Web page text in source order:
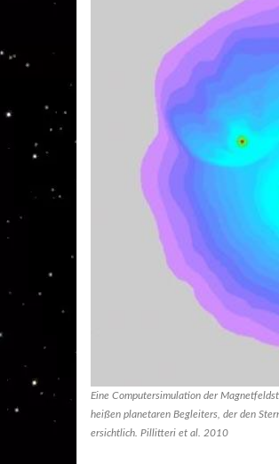
Eine Computersimulation der
heißen planetaren Begleiters, der den
ersichtlich. Pillitteri et al. 2010